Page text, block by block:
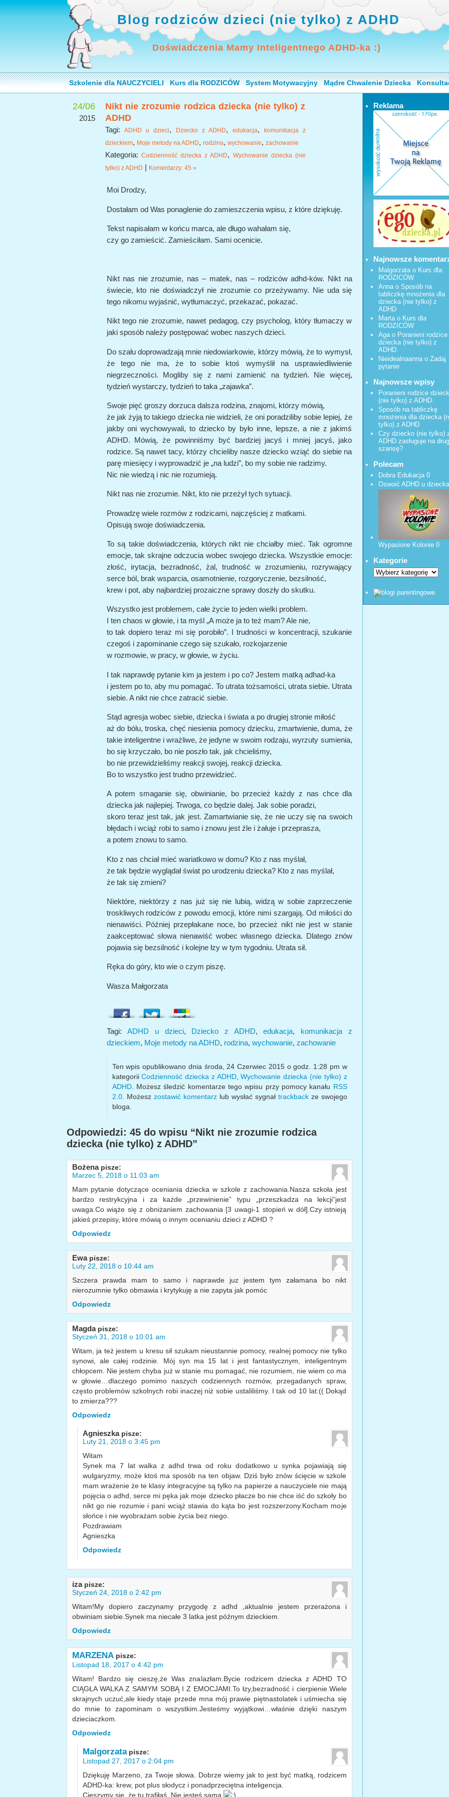
Blog rodziców dzieci (nie tylko) z ADHD
Doświadczenia Mamy Inteligentnego ADHD-ka :)
Szkolenie dla NAUCZYCIELI Kurs dla RODZICÓW System Motywacyjny Mądre Chwalenie Dziecka
24/06
2015
Nikt nie zrozumie rodzica dziecka (nie tylko) z
ADHD
Tagi:ADHD u dzieci, Dziecko z ADHD, edukacja,
komunikacja z
dzieckiem, Moje metody na ADHD, rodzina, wychowanie, zachowanie
Kategoria:Codzienność dziecka z ADHD, Wychowanie dziecka (nie
tylko) z ADHD | Komentarzy: 45 »
Moi Drodzy,
Dostałam od Was ponaglenie do zamieszczenia wpisu, z które dziękuję.
Tekst napisałam w końcu marca, ale długo wahałam się,
czy go zamieścić. Zamieściłam. Sami ocenicie.
Nikt nas nie zrozumie, nas – matek, nas – rodziców adhd-ków. Nikt na
świecie, kto nie doświadczył nie zrozumie co przeżywamy. Nie uda się
tego nikomu wyjaśnić, wytłumaczyć, przekazać, pokazać.
Nikt tego nie zrozumie, nawet pedagog, czy psycholog, który tłumaczy w
jaki sposób należy postępować wobec naszych dzieci.
Do szału doprowadzają mnie niedowiarkowie, którzy mówią, że to wymysł,
że tego nie ma, że to sobie ktoś wymyślił na usprawiedliwienie
niegrzeczności. Mogliby się z nami zamienić na tydzień. Nie więcej,
tydzień wystarczy, tydzień to taka „zajawka”.
Swoje pięć groszy dorzuca dalsza rodzina, znajomi, którzy mówią,
że jak żyją to takiego dziecka nie widzieli, że oni poradziliby sobie lepiej, że
jakby oni wychowywali, to dziecko by było inne, lepsze, a nie z jakimś
ADHD. Mówią, że powinniśmy być bardziej jacyś i mniej jacyś, jako
rodzice. Są nawet tacy, którzy chcieliby nasze dziecko wziąć do siebie na
parę miesięcy i wyprowadzić je „na ludzi”, bo my sobie nie radzimy.
Nic nie wiedzą i nic nie rozumieją.
Nikt nas nie zrozumie. Nikt, kto nie przeżył tych sytuacji.
Prowadzę wiele rozmów z rodzicami, najczęściej z matkami.
Opisują swoje doświadczenia.
To są takie doświadczenia, których nikt nie chciałby mieć. Tak ogromne
emocje, tak skrajne odczucia wobec swojego dziecka. Wszystkie emocje:
złość, irytacja, bezradność, żal, trudność w zrozumieniu, rozrywający
serce ból, brak wsparcia, osamotnienie, rozgoryczenie, bezsilność,
krew i pot, aby najbardziej prozaiczne sprawy doszły do skutku.
Wszystko jest problemem, całe życie to jeden wielki problem.
I ten chaos w głowie, i ta myśl „A może ja to też mam? Ale nie,
to tak dopiero teraz mi się porobiło”. I trudności w koncentracji, szukanie
czegoś i zapominanie czego się szukało, rozkojarzenie
w rozmowie, w pracy, w głowie, w życiu.
I tak naprawdę pytanie kim ja jestem i po co? Jestem matką adhad-ka
i jestem po to, aby mu pomagać. To utrata tożsamości, utrata siebie. Utrata
siebie. A nikt nie chce zatracić siebie.
Stąd agresja wobec siebie, dziecka i świata a po drugiej stronie miłość
aż do bólu, troska, chęć niesienia pomocy dziecku, zmartwienie, duma, że
takie inteligentne i wrażliwe, że jedyne w swoim rodzaju, wyrzuty sumienia,
bo się krzyczało, bo nie poszło tak, jak chcieliśmy,
bo nie przewidzieliśmy reakcji swojej, reakcji dziecka.
Bo to wszystko jest trudno przewidzieć.
A potem smaganie się, obwinianie, bo przecież każdy z nas chce dla
dziecka jak najlepiej. Trwoga, co będzie dalej. Jak sobie poradzi,
skoro teraz jest tak, jak jest. Zamartwianie się, że nie uczy się na swoich
błędach i wciąż robi to samo i znowu jest źle i żałuje i przeprasza,
a potem znowu to samo.
Kto z nas chciał mieć wariatkowo w domu? Kto z nas myślał,
że tak będzie wyglądał świat po urodzeniu dziecka? Kto z nas myślał,
że tak się zmieni?
Niektóre, niektórzy z nas już się nie lubią, widzą w sobie zaprzeczenie
troskliwych rodziców z powodu emocji, które nimi szargają. Od miłości do
nienawiści. Później przepłakane noce, bo przecież nikt nie jest w stanie
zaakceptować słowa nienawiść wobec własnego dziecka. Dlatego znów
pojawia się bezsilność i kolejne łzy w tym tygodniu. Utrata sił.
Ręka do góry, kto wie o czym piszę.
Wasza Małgorzata
Tagi:ADHD u dzieci, Dziecko z ADHD,edukacja, komunikacja z
dzieckiem, Moje metody na ADHD, rodzina, wychowanie, zachowanie
Ten wpis opublikowano dnia środa, 24 Czerwiec 2015 o godz. 1:28 pm w
kategoriiCodzienność dziecka z ADHD,Wychowanie dziecka (nie tylko) z
ADHD. Możesz śledzić komentarze tego wpisu przy pomocy kanału RSS
2.0. Możesz zostawić komentarzlub wysłać sygnał trackbackze swojego
bloga.
Odpowiedzi: 45 do wpisu “Nikt nie zrozumie rodzica
dziecka (nie tylko) z ADHD”
Bożena pisze:
Marzec 5, 2018 o 11:03 am
Mam pytanie dotyczące oceniania dziecka w szkole z zachowania.Nasza szkoła jest
bardzo restrykcyjna i za każde „przewinienie” typu „przeszkadza na lekcji”jest
uwaga.Co wiąże się z obniżaniem zachowania [3 uwagi-1 stopień w dół].Czy istnieją
jakieś przepisy, które mówią o innym ocenianiu dzieci z ADHD ?
Odpowiedz
Ewa pisze:
Luty 22, 2018 o 10:44 am
Szczera prawda mam to samo i naprawde juz jestem tym załamana bo nikt
nierozumnie tylko obmawia i krytykuję a nie zapyta jak pomóc
Odpowiedz
Magda pisze:
Styczeń 31, 2018 o 10:01 am
Witam, ja też jestem u kresu sił szukam nieustannie pomocy, realnej pomocy nie tylko
synowi, ale całej rodzinie. Mój syn ma 15 lat i jest fantastycznym, inteligentnym
chłopcem. Nie jestem chyba już w stanie mu pomagać, nie rozumiem, nie wiem co ma
w głowie…dlaczego pomimo naszych codziennych rozmów, przegadanych spraw,
często problemów szkolnych robi inaczej niż sobie ustaliliśmy. I tak od 10 lat:(( Dokąd
to zmierza???
Odpowiedz
Agnieszka pisze:
Luty 21, 2018 o 3:45 pm
Witam
Synek ma 7 lat walka z adhd trwa od roku dodatkowo u synka pojawiają się
wulgaryzmy, może ktoś ma sposób na ten objaw. Dziś było znów ścięcie w szkole
mam wrażenie że te klasy integracyjne są tylko na papierze a nauczyciele nie mają
pojęcia o adhd, serce mi pęka jak moje dziecko płacze bo nie chce iść do szkoły bo
nikt go nie rozumie i pani wciąż stawia do kąta bo jest rozszerzony.Kocham moje
słońce i nie wyobrażam sobie życia bez niego.
Pozdrawiam
Agnieszka
Odpowiedz
iza pisze:
Styczeń 24, 2018 o 2:42 pm
Witam!My dopiero zaczynamy przygodę z adhd ,aktualnie jestem przerażona i
obwiniam siebie.Synek ma niecałe 3 latka jest późnym dzieckiem.
Odpowiedz
MARZENA pisze:
Listopad 18, 2017 o 4:42 pm
Witam! Bardzo się cieszę,że Was znalazłam.Bycie rodzicem dziecka z ADHD TO
CIĄGŁA WALKA Z SAMYM SOBĄ I Z EMOCJAMI.To łzy,bezradność i cierpienie.Wiele
skrajnych uczuć,ale kiedy staje przede mna mój prawie piętnastolatek i uśmiecha się
do mnie to zapominam o wszystkim.Jesteśmy wyjątkowi…właśnie dzięki naszym
dzieciaczkom.
Odpowiedz
Malgorzata pisze:
Listopad 27, 2017 o 2:04 pm
Dziękuję Marzeno, za Twoje słowa. Dobrze wiemy jak to jest być matką, rodzicem
ADHD-ka: krew, pot plus słodycz i ponadprzeciętna inteligencja.
Cieszymy się, że tu trafiłaś. Nie jesteś sama
Reklama
Najnowsze
Malgorzatao Kurs dla
RODZICÓW
Anna o Sposób na
tabliczkę mnożenia dla
dziecka (nie tylko) z
ADHD
Marta o Kurs dla
RODZICÓW
Aga o Poranieni rodzice
dziecka (nie tylko) z
ADHD.
Nieidealnaannao Zadaj
pytanie
Najnowsze wpisy
Poranieni rodzice
(nie tylko) z ADHD.
Sposób na tabliczkę
mnożenia dla dziecka
tylko) z ADHD
Czy dziecko (nie tylko)
ADHD zasługuje na
szansę?
Polecam
Dobra Edukacja0
Oswoić ADHD u dziecka
Wypasione Kolonie0
Kategorie